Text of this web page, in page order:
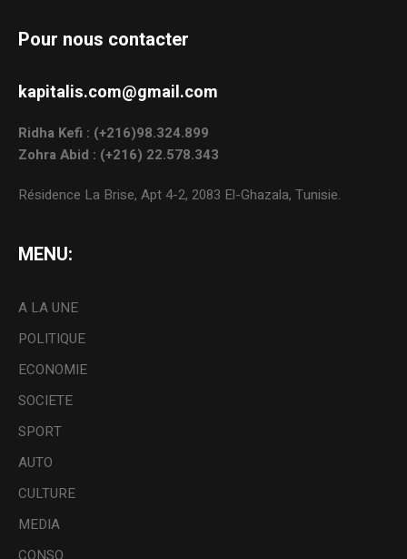
Pour nous contacter
kapitalis.com@gmail.com
Ridha Kefi : (+216)98.324.899
Zohra Abid : (+216) 22.578.343
Résidence La Brise, Apt 4-2, 2083 El-Ghazala, Tunisie.
MENU:
A LA UNE
POLITIQUE
ECONOMIE
SOCIETE
SPORT
AUTO
CULTURE
MEDIA